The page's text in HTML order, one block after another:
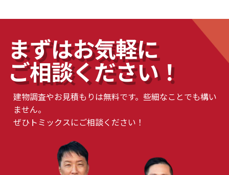
まずはお気軽に
ご相談ください！
建物調査やお見積もりは無料です。些細なことでも構い
ません。
ぜひトミックスにご相談ください！